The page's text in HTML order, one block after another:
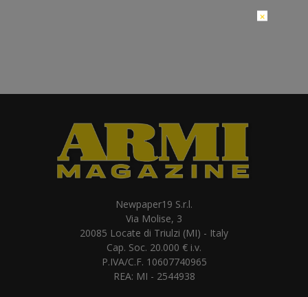
Newpaper19 S.r.l.
Via Molise, 3
20085 Locate di Triulzi (MI) - Italy
Cap. Soc. 20.000 € i.v.
P.IVA/C.F. 10607740965
REA: MI - 2544938
×